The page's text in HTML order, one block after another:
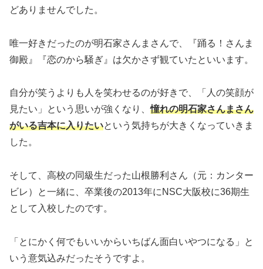
どありませんでした。
唯一好きだったのが明石家さんまさんで、『踊る！さんま
御殿』『恋のから騒ぎ』は欠かさず観ていたといいます。
自分が笑うよりも人を笑わせるのが好きで、「人の笑顔が
見たい」という思いが強くなり、憧れの明石家さんまさん
がいる吉本に入りたいという気持ちが大きくなっていきま
した。
そして、高校の同級生だった山根勝利さん（元：カンター
ビレ）と一緒に、卒業後の2013年にNSC大阪校に36期生
として入校したのです。
「とにかく何でもいいからいちばん面白いやつになる」と
いう意気込みだったそうですよ。